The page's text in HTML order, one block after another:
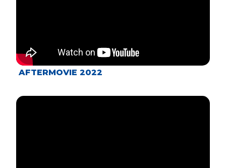
AFTERMOVIE 2022